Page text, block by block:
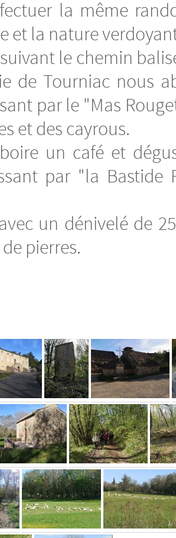
la même
et la nature
le chemin
de Tourniac nous
par le "Mas
et des cayrous.
un café et
par "la Bastide
un dénivelé de
pierres.